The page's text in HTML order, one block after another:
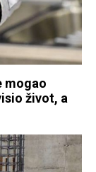
mogao
život, a